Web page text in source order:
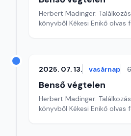
Herbert Madinger:
könyvből Kékesi Enikő olvas
2025. 07. 13. vasárnap
Benső végtelen
Herbert Madinger:
könyvből Kékesi Enikő olvas